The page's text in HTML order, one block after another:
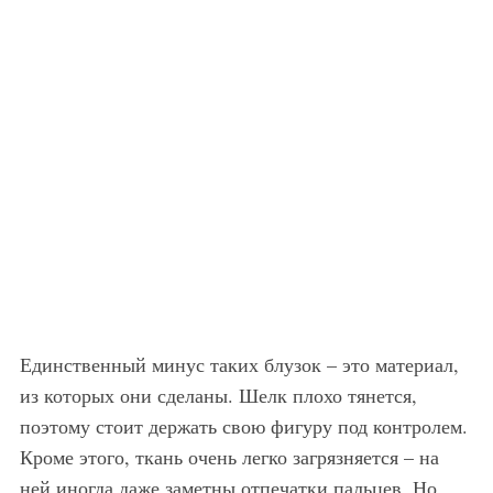
Единственный минус таких блузок – это материал,
из которых они сделаны. Шелк плохо тянется,
поэтому стоит держать свою фигуру под контролем.
Кроме этого, ткань очень легко загрязняется – на
ней иногда даже заметны отпечатки пальцев. Но